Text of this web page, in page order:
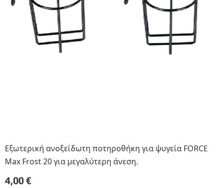
Εξωτερική ανοξείδωτη ποτηροθήκη για ψυγεία FORCE
Max Frost 20 για μεγαλύτερη άνεση.
4,00 €